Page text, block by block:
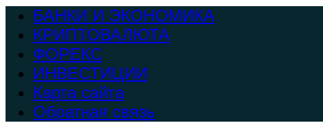
БАНКИ И ЭКОНОМИКА
КРИПТОВАЛЮТА
ФОРЕКС
ИНВЕСТИЦИИ
Карта сайта
Обратная связь